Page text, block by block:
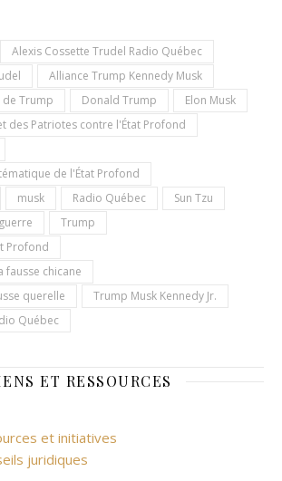
Alexis Cossette Trudel Radio Québec
Alliance Trump Kennedy Musk
Trump
Donald Trump
Elon Musk
des Patriotes contre l'État Profond
de l'État Profond
musk Radio Québec
Sun Tzu
Trump
Profond
fausse chicane
querelle
Trump Musk Kennedy Jr.
Québec
ET RESSOURCES
et initiatives
juridiques